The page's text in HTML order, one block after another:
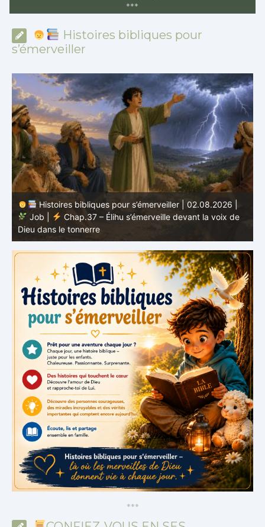
***
Histoires bibliques pour
s’émerveiller
Histoires bibliques pour s’émerveiller | 01.08.2026 |
Job |
Chap.36 – Élihu continue de parler de la
grandeur de Dieu
***